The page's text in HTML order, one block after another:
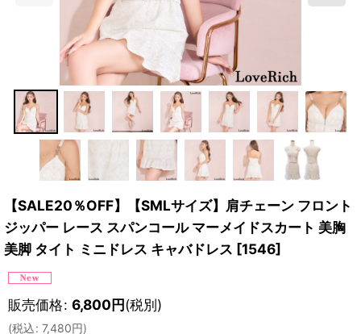
【SALE20％OFF】【SMLサイズ】肩チェーン フロント
ジッパー レース スパンコール マーメイドスカート 美胸
美脚 タイト ミニドレス キャバドレス [1546]
販売価格: 6,800円(税別)
(税込: 7,480円)